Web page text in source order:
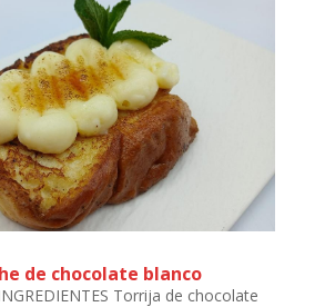
de chocolate blanco
Torrija de chocolate